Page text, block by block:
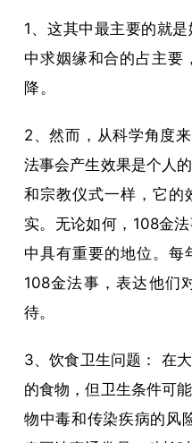
1、这其中最主要的就
中求姻缘和合的占主要
降。
2、然而，从科学角度
法事会产生效果是个人
和宗教仪式一样，它的
实。无论如何，108金
中具有重要的地位。每
108金法事，表达他们
待。
3、饮食卫生问题： 在
的食物，但卫生条件可
物中毒和传染疾病的风